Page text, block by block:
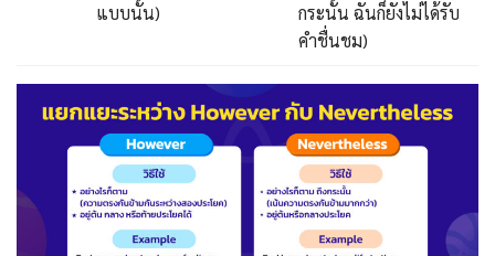
แบบนั้น)
กระนั้น ฉันก็ยังไม่ได้รับ
คําชื่นชม)